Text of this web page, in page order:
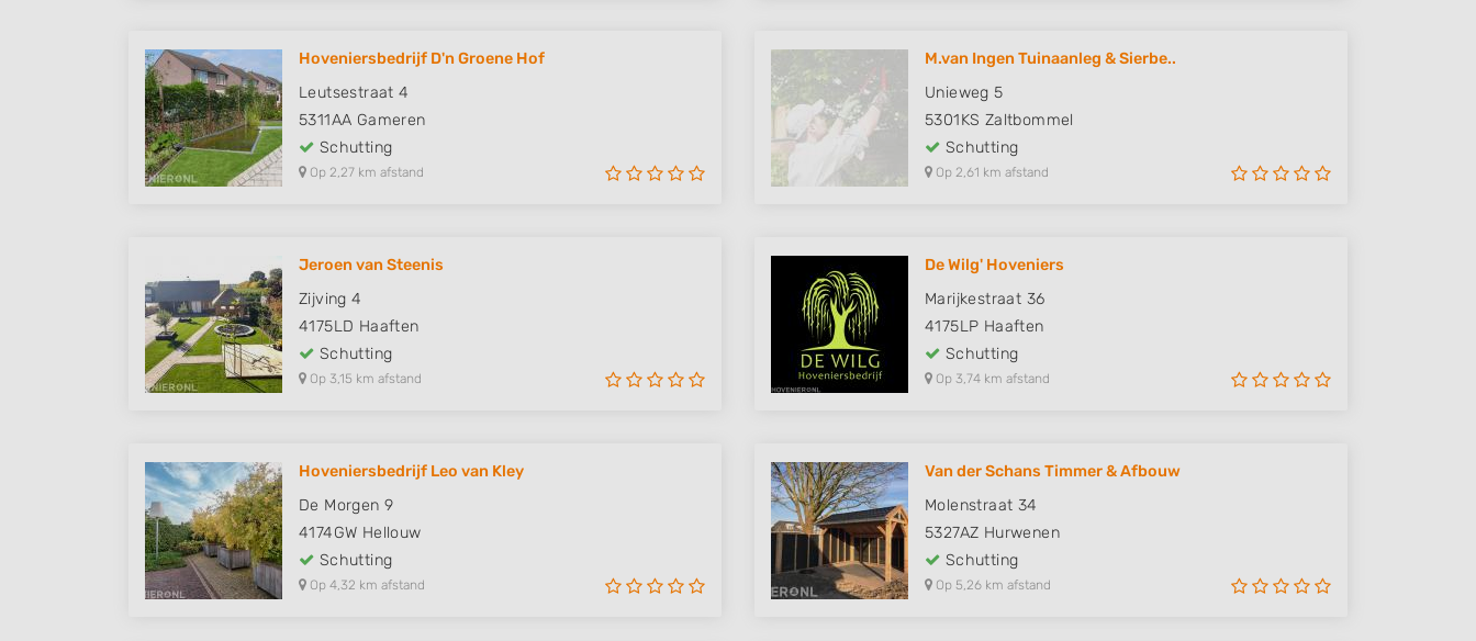
Hoveniersbedrijf D'n Groene Hof
Leutsestraat 4
5311AA Gameren
Schutting
Op 2,27 km afstand
M.van Ingen Tuinaanleg & Sierbe..
Unieweg 5
5301KS Zaltbommel
Schutting
Op 2,61 km afstand
Jeroen van Steenis
Zijving 4
4175LD Haaften
Schutting
Op 3,15 km afstand
De Wilg' Hoveniers
Marijkestraat 36
4175LP Haaften
Schutting
Op 3,74 km afstand
Hoveniersbedrijf Leo van Kley
De Morgen 9
4174GW Hellouw
Schutting
Op 4,32 km afstand
Van der Schans Timmer & Afbouw
Molenstraat 34
5327AZ Hurwenen
Schutting
Op 5,26 km afstand